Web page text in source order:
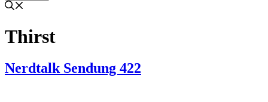
Thirst
Nerdtalk Sendung 422